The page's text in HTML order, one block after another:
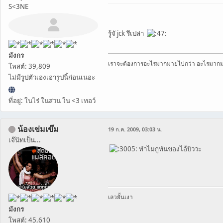
S<3NE
มังกร
โพสต์: 39,809
ไม่มีรูปตัวเองเอารูปนี้ก่อนเนอะ
ที่อยู่: ในไร่ ในสวน ใน <3 เทอว์
รู้จั jck รึเปล่า
เราจะต้องการอะไรมากมายไปกว่า อะไรมาก
น้องเข่มเข๊ม
เจ๊นัทเป็น...
มังกร
โพสต์: 45,610
19 ก.ค. 2009, 03:03 น.
ทำไมกูทันของไอ้บิววะ
เลวยั้นเงา